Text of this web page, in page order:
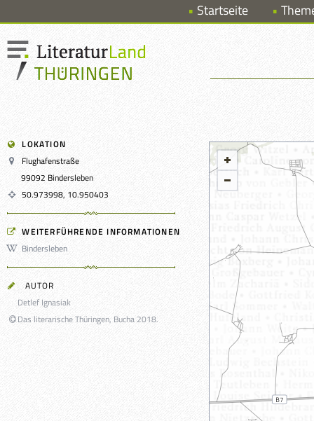
Startseite
LOKATION
Flughafenstraße
99092 Bindersleben
50.973998, 10.950403
WEITERFÜHRENDE INFORMATIONEN
Bindersleben
AUTOR
Detlef Ignasiak
Das literarische Thüringen, Bucha 2018.